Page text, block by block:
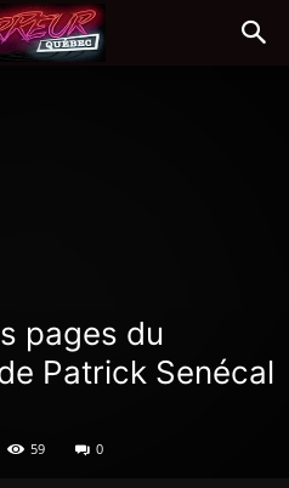
pages du
Patrick Senécal
59 0